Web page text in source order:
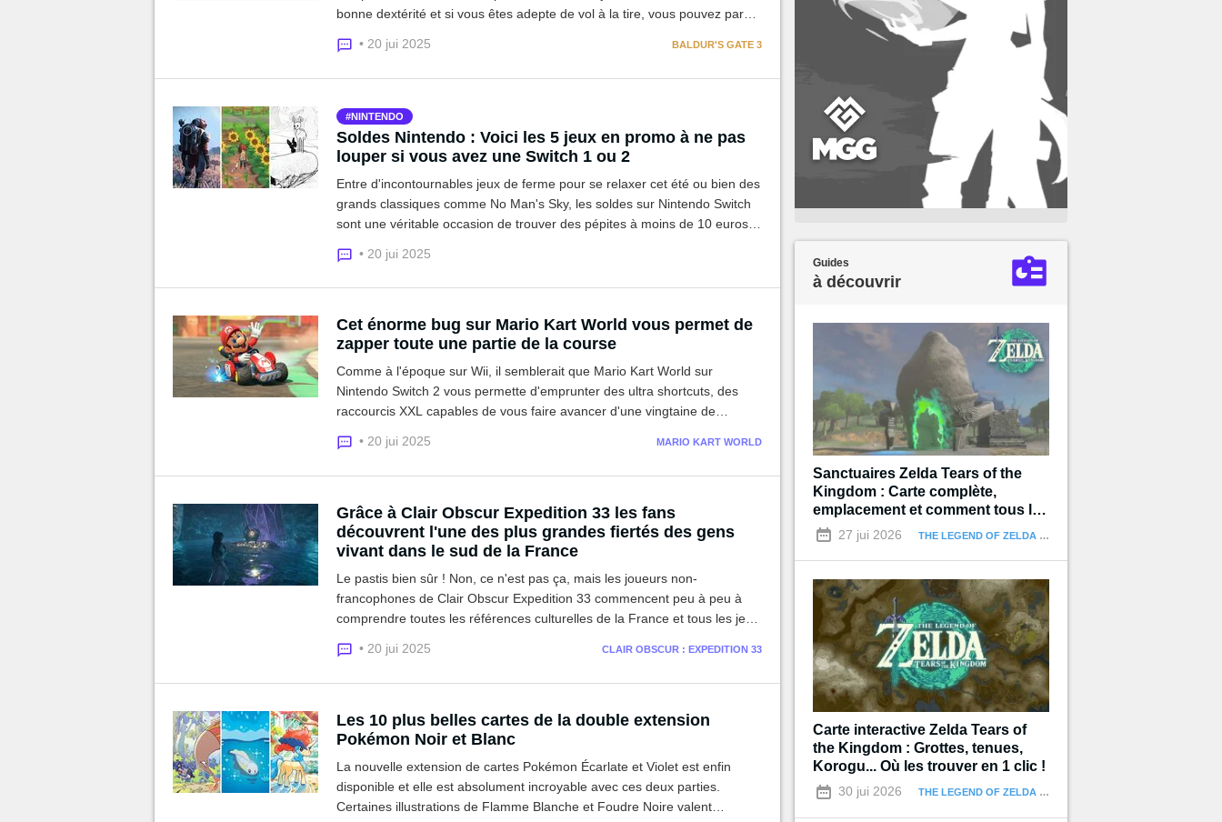
bonne dextérité et si vous êtes adepte de vol à la tire, vous pouvez par
• 20 jui 2025 BALDUR'S GATE 3
NINTENDO
Soldes Nintendo : Voici les 5 jeux en promo à ne pas
louper si vous avez une Switch 1 ou 2
Entre d'incontournables jeux de ferme pour se relaxer cet été ou bien des
grands classiques comme No Man's Sky, les soldes sur Nintendo Switch
sont une véritable occasion de trouver des pépites à moins de 10 euros
• 20 jui 2025
Cet énorme bug sur Mario Kart World vous permet de
zapper toute une partie de la course
Comme à l'époque sur Wii, il semblerait que Mario Kart World sur
Nintendo Switch 2 vous permette d'emprunter des ultra shortcuts, des
raccourcis XXL capables de vous faire avancer d'une vingtaine de
• 20 jui 2025 MARIO KART WORLD
Grâce à Clair Obscur Expedition 33 les fans
découvrent l'une des plus grandes fiertés des gens
vivant dans le sud de la France
Le pastis bien sûr ! Non, ce n'est pas ça, mais les joueurs non-
francophones de Clair Obscur Expedition 33 commencent peu à peu à
comprendre toutes les références culturelles de la France et tous les jeux
• 20 jui 2025 CLAIR OBSCUR : EXPEDITION 33
Les 10 plus belles cartes de la double extension
Pokémon Noir et Blanc
La nouvelle extension de cartes Pokémon Écarlate et Violet est enfin
disponible et elle est absolument incroyable avec ces deux parties.
Certaines illustrations de Flamme Blanche et Foudre Noire valent
Guides
à découvrir
Sanctuaires Zelda Tears of the
Kingdom : Carte complète,
emplacement et comment tous les
terminer
27 jui 2026 THE LEGEND OF ZELDA : TEARS OF THE KINGDOM
Carte interactive Zelda Tears of
the Kingdom : Grottes, tenues,
Korogu... Où les trouver en 1 clic !
30 jui 2026 THE LEGEND OF ZELDA : TEARS OF THE KINGDOM